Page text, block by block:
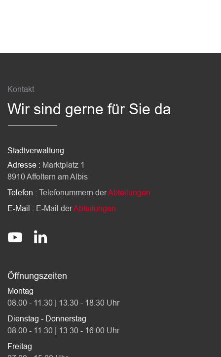
Kontakt
Wir sind gerne für Sie da
Stadtverwaltung
Adresse : Marktplatz 1
8910 Affoltern am Albis
Telefon : Telefonummern derAbteilungen
E-Mail : E-Mail derAbteilungen
Socials
@StadtAffolternamAlbis
stadt-affoltern-am-albis
Öffnungszeiten
Montag
08.00 - 11.30 | 13.30 - 18.30 Uhr
Dienstag - Donnerstag
08.00 - 11.30 | 13.30 - 16.00 Uhr
Freitag